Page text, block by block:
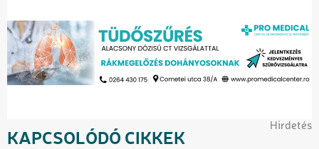
Hirdetés
KAPCSOLÓDÓ CIKKEK